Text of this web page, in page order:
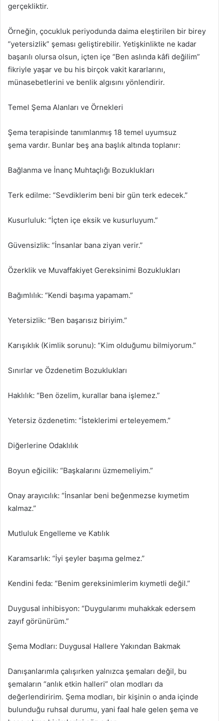
gerçekliktir.
Örneğin, çocukluk periyodunda daima eleştirilen bir birey
“yetersizlik” şeması geliştirebilir. Yetişkinlikte ne kadar
başarılı olursa olsun, içten içe “Ben aslında kâfi değilim”
fikriyle yaşar ve bu his birçok vakit kararlarını,
münasebetlerini ve benlik algısını yönlendirir.
Temel Şema Alanları ve Örnekleri
Şema terapisinde tanımlanmış 18 temel uyumsuz
şema vardır. Bunlar beş ana başlık altında toplanır:
Bağlanma ve İnanç Muhtaçlığı Bozuklukları
Terk edilme: “Sevdiklerim beni bir gün terk edecek.”
Kusurluluk: “İçten içe eksik ve kusurluyum.”
Güvensizlik: “İnsanlar bana ziyan verir.”
Özerklik ve Muvaffakiyet Gereksinimi Bozuklukları
Bağımlılık: “Kendi başıma yapamam.”
Yetersizlik: “Ben başarısız biriyim.”
Karışıklık (Kimlik sorunu): “Kim olduğumu bilmiyorum.”
Sınırlar ve Özdenetim Bozuklukları
Haklılık: “Ben özelim, kurallar bana işlemez.”
Yetersiz özdenetim: “İsteklerimi erteleyemem.”
Diğerlerine Odaklılık
Boyun eğicilik: “Başkalarını üzmemeliyim.”
Onay arayıcılık: “İnsanlar beni beğenmezse kıymetim
kalmaz.”
Mutluluk Engelleme ve Katılık
Karamsarlık: “İyi şeyler başıma gelmez.”
Kendini feda: “Benim gereksinimlerim kıymetli değil.”
Duygusal inhibisyon: “Duygularımı muhakkak edersem
zayıf görünürüm.”
Şema Modları: Duygusal Hallere Yakından Bakmak
Danışanlarımla çalışırken yalnızca şemaları değil, bu
şemaların “anlık etkin halleri” olan modları da
değerlendiririm. Şema modları, bir kişinin o anda içinde
bulunduğu ruhsal durumu, yani faal hale gelen şema ve